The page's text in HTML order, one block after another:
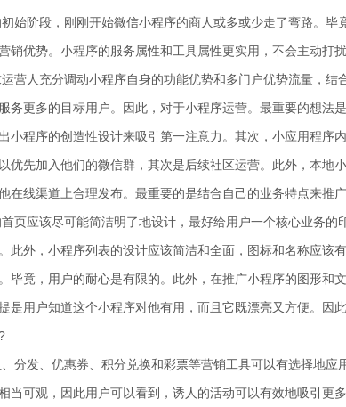
始阶段，刚刚开始微信小程序的商人或多或少走了弯路。
销优势。小程序的服务属性和工具属性更实用，不会主动打扰
营人充分调动小程序自身的功能优势和多门户优势流量，
务更多的目标用户。因此，对于小程序运营。最重要的想法
小程序的创造性设计来吸引第一注意力。其次，小应用程
优先加入他们的微信群，其次是后续社区运营。此外，本地
在线渠道上合理发布。最重要的是结合自己的业务特点来推
页应该尽可能简洁明了地设计，最好给用户一个核心业务
此外，小程序列表的设计应该简洁和全面，图标和名称应
毕竟，用户的耐心是有限的。此外，在推广小程序的图形
是用户知道这个小程序对他有用，而且它既漂亮又方便。
分发、优惠券、积分兑换和彩票等营销工具可以有选择地
当可观，因此用户可以看到，诱人的活动可以有效地吸引